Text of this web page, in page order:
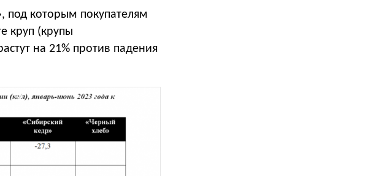
под которым покупателям
круп (крупы
на 21% против падения